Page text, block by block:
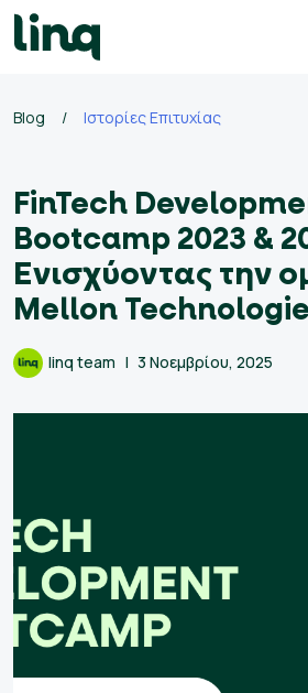
Skip
to
Blog / Ιστορίες Επιτυχίας
FinTech
Bootcamp 2023 &
Ενισχύοντας την
Mellon
linq team 3 Νοεμβρίου, 2025